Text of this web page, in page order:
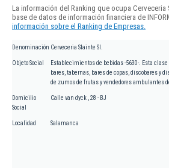
La información del Ranking que ocupa Cerveceria
base de datos de información financiera de
información sobre el Ranking de Empresas.
Denominación Cerveceria Slainte Sl.
Objeto Social
Establecimientos de bebidas -5630-. Esta
bares, tabernas, bares de copas, discobares y
de zumos de frutas y vendedores ambulantes
Domicilio
Social
Calle van dyck , 28 - BJ
Localidad Salamanca